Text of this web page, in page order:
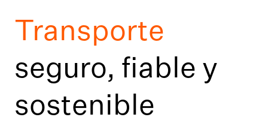
Transporte
seguro, fiable y
sostenible